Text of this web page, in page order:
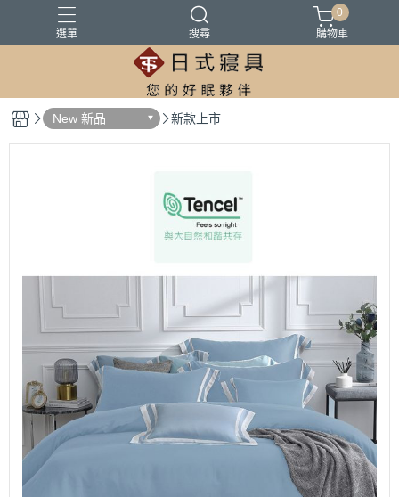
選單 搜尋
100%精梳棉 100%萊爾賽天絲
0
購物車
New 新品 新款上市